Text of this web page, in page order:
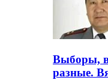
Выборы,
разные.